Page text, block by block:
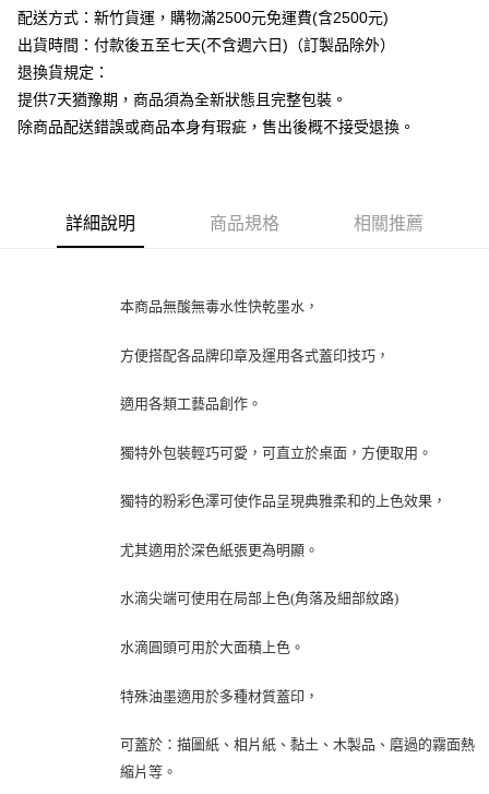
下單前請先詢問庫存
每筆NT$130，滿NT$2,500(含以上)免運費
配送方式：新竹貨運，購物滿2500元免運費(含2500元)
出貨時間：付款後五至七天(不含週六日)（訂製品除外）
退換貨規定：
提供7天猶豫期，商品須為全新狀態且完整包裝。
除商品配送錯誤或商品本身有瑕疵，售出後概不接受退換。
詳細說明 商品規格 相關推薦
本商品無酸無毒水性快乾墨水，
方便搭配各品牌印章及運用各式蓋印技巧，
適用各類工藝品創作。
獨特外包裝輕巧可愛，可直立於桌面，方便取用。
獨特的粉彩色澤可使作品呈現典雅柔和的上色效果，
尤其適用於深色紙張更為明顯。
水滴尖端可使用在局部上色(角落及細部紋路)
水滴圓頭可用於大面積上色。
特殊油墨適用於多種材質蓋印，
可蓋於：描圖紙、相片紙、黏土、木製品、磨過的霧面熱
縮片等。